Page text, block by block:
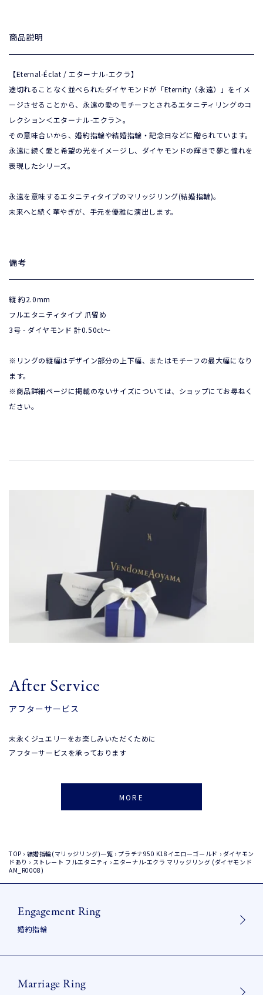
商品説明
【Eternal-Éclat / エターナル-エクラ】
途切れることなく並べられたダイヤモンドが「Eternity（永遠）」をイメ
ージさせることから、永遠の愛のモチーフとされるエタニティリングのコ
レクション＜エターナル-エクラ＞。
その意味合いから、婚約指輪や結婚指輪・記念日などに贈られています。
永遠に続く愛と希望の光をイメージし、ダイヤモンドの輝きで夢と憧れを
表現したシリーズ。
永遠を意味するエタニティタイプのマリッジリング(結婚指輪)。
未来へと続く華やぎが、手元を優雅に演出します。
備考
縦 約2.0mm
フルエタニティタイプ 爪留め
3号 - ダイヤモンド 計0.50ct〜
※リングの縦幅はデザイン部分の上下幅、またはモチーフの最大幅になり
ます。
※商品詳細ページに掲載のないサイズについては、ショップにてお尋ねく
ださい。
After Service
アフターサービス
末永くジュエリーをお楽しみいただくために
アフターサービスを承っております
MORE
TOP › 結婚指輪(マリッジリング)一覧 › プラチナ950 K18イエローゴールド › ダイヤモン
ドあり › ストレート フルエタニティ › エターナル-エクラ マリッジリング (ダイヤモンド
AM_R0008)
Engagement Ring
婚約指輪
Marriage Ring